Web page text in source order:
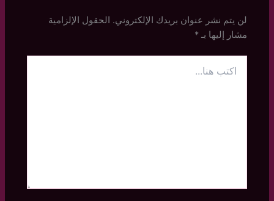
لن يتم نشر عنوان بريدك الإلكتروني. الحقول الإلزامية
مشار إليها بـ*
هنا...